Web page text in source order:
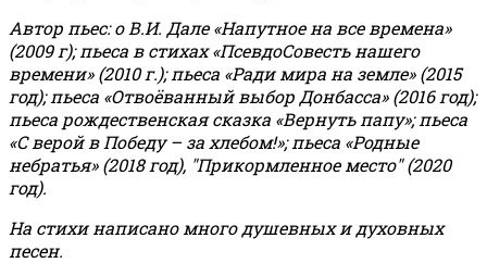
Автор пьес: о В.И. Дале «Напутное на все времена»
(2009 г); пьеса в стихах «ПсевдоСовесть нашего
времени» (2010 г.); пьеса «Ради мира на земле» (2015
год); пьеса «Отвоёванный выбор Донбасса» (2016 год);
пьеса рождественская сказка «Вернуть папу»; пьеса
«С верой в Победу – за хлебом!»;пьеса «Родные
небратья» (2018 год), "Прикормленное место" (2020
год).
На стихи написано много душевных и духовных
песен.